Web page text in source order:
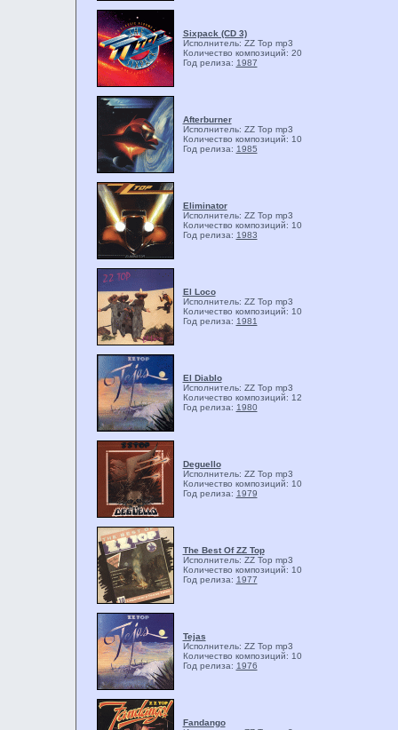
Sixpack (CD 3)
Исполнитель: ZZ Top mp3
Количество композиций: 20
Год релиза: 1987
Afterburner
Исполнитель: ZZ Top mp3
Количество композиций: 10
Год релиза: 1985
Eliminator
Исполнитель: ZZ Top mp3
Количество композиций: 10
Год релиза: 1983
El Loco
Исполнитель: ZZ Top mp3
Количество композиций: 10
Год релиза: 1981
El Diablo
Исполнитель: ZZ Top mp3
Количество композиций: 12
Год релиза: 1980
Deguello
Исполнитель: ZZ Top mp3
Количество композиций: 10
Год релиза: 1979
The Best Of ZZ Top
Исполнитель: ZZ Top mp3
Количество композиций: 10
Год релиза: 1977
Tejas
Исполнитель: ZZ Top mp3
Количество композиций: 10
Год релиза: 1976
Fandango